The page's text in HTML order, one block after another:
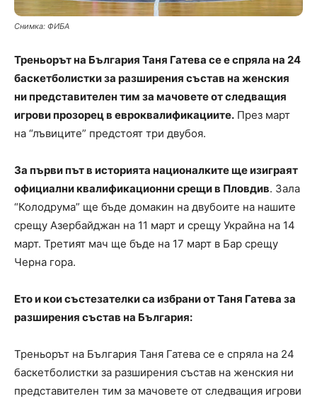
Снимка: ФИБА
Треньорът на България Таня Гатева се е спряла на 24
баскетболистки за разширения състав на женския
ни представителен тим за мачовете от следващия
игрови прозорец в евроквалификациите. През март
на “лъвиците” предстоят три двубоя.
За първи път в историята националките ще изиграят
официални квалификационни срещи в Пловдив. Зала
“Колодрума” ще бъде домакин на двубоите на нашите
срещу Азербайджан на 11 март и срещу Украйна на 14
март. Третият мач ще бъде на 17 март в Бар срещу
Черна гора.
Ето и кои състезателки са избрани от Таня Гатева за
разширения състав на България:
Треньорът на България Таня Гатева се е спряла на 24
баскетболистки за разширения състав на женския ни
представителен тим за мачовете от следващия игрови